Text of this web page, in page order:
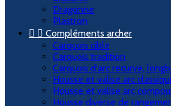
Dragonne
Plastron
  Compléments archer
Carquois cible
Carquois tradition
Carquois d'arc recurve,
Housse et valise arc
Housse et valise arc
Housse diverse de